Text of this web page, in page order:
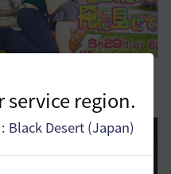
service region.
Black Desert (Japan)
0